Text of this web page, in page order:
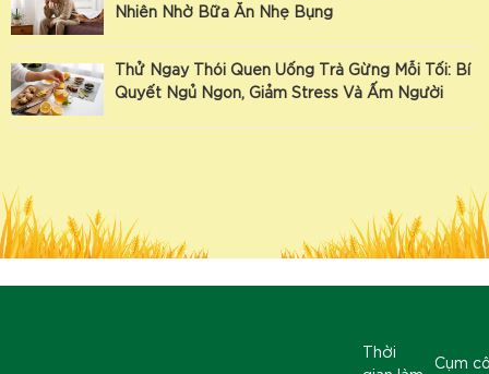
Nhiên Nhờ Bữa Ăn Nhẹ Bụng
Thử Ngay Thói Quen Uống Trà Gừng Mỗi Tối: Bí
Quyết Ngủ Ngon, Giảm Stress Và Ấm Người
Thời
Cụm